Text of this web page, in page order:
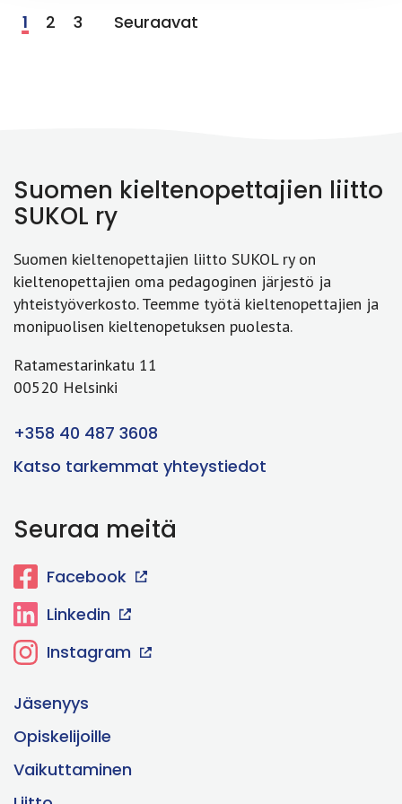
1 2 3 Seuraavat
Suomen kieltenopettajien liitto
SUKOL ry
Suomen kieltenopettajien liitto SUKOL ry on
kieltenopettajien oma pedagoginen järjestö ja
yhteistyöverkosto. Teemme työtä kieltenopettajien ja
monipuolisen kieltenopetuksen puolesta.
Ratamestarinkatu 11
00520 Helsinki
+358 40 487 3608
Katso tarkemmat yhteystiedot
Seuraa meitä
Facebook
Linkedin
Instagram
Jäsenyys
Opiskelijoille
Vaikuttaminen